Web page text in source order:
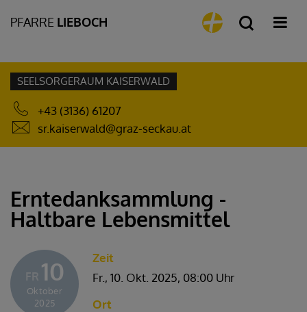
PFARRE LIEBOCH
SEELSORGERAUM KAISERWALD
+43 (3136) 61207
sr.kaiserwald@graz-seckau.at
Erntedanksammlung -
Haltbare Lebensmittel
FR 10
Oktober
2025
Zeit
Fr., 10. Okt. 2025, 08:00 Uhr
Ort